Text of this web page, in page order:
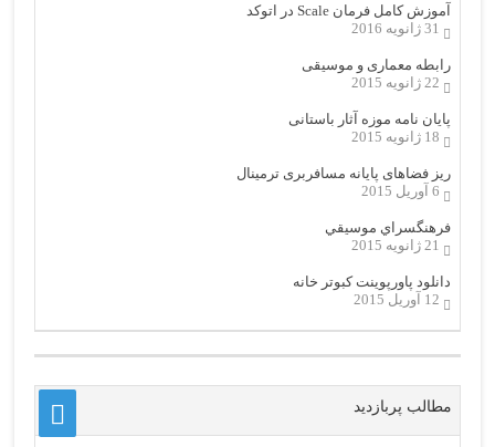
آموزش کامل فرمان Scale در اتوکد
31 ژانویه 2016
رابطه معماری و موسیقی
22 ژانویه 2015
پایان نامه موزه آثار باستانی
18 ژانویه 2015
ریز فضاهای پایانه مسافربری ترمینال
6 آوریل 2015
فرهنگسراي موسيقي
21 ژانویه 2015
دانلود پاورپوینت کبوتر خانه
12 آوریل 2015
مطالب پربازدید